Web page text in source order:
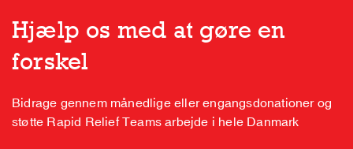
Hjælp os med at gøre en
forskel
Bidrage gennem månedlige eller engangsdonationer og
støtte Rapid Relief Teams arbejde i hele Danmark